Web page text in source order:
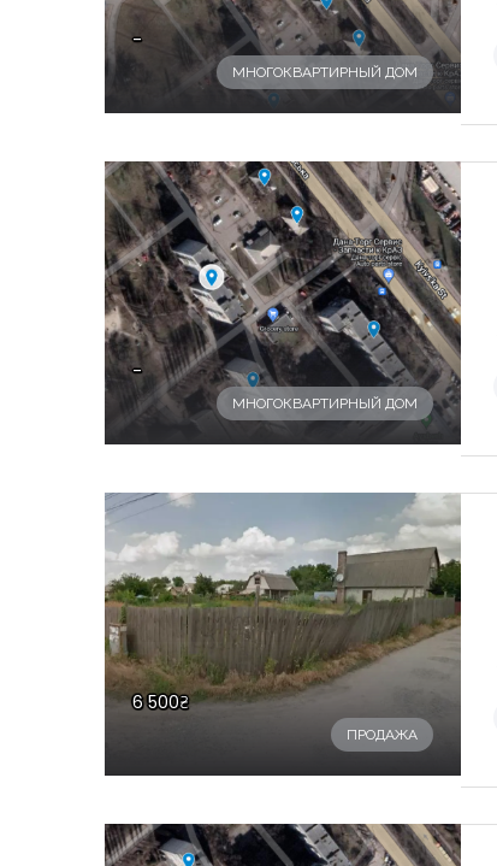
-
МНОГОКВАРТИРНЫЙ ДОМ
-
МНОГОКВАРТИРНЫЙ ДОМ
6 500₴
ПРОДАЖА